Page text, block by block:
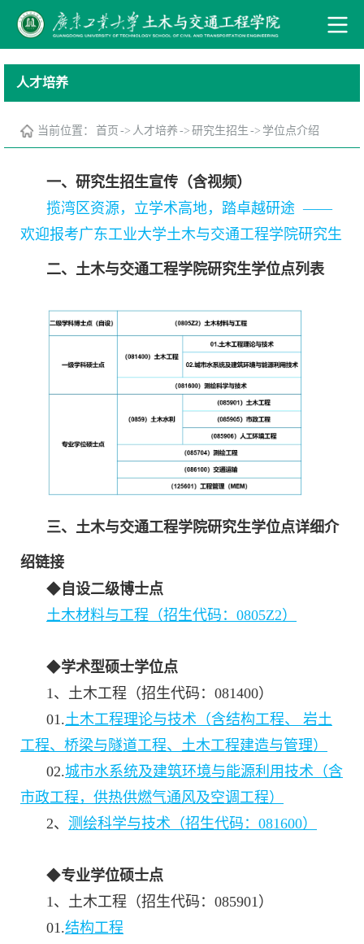
人才培养
当前位置： 首页 -> 人才培养 -> 研究生招生 -> 学位点介绍
一、研究生招生宣传（含视频）
揽湾区资源，立学术高地，踏卓越研途 ——
欢迎报考广东工业大学土木与交通工程学院研究生
二、土木与交通工程学院研究生学位点列表
三、土木与交通工程学院研究生学位点详细介
绍链接
◆自设二级博士点
土木材料与工程（招生代码：0805Z2）
◆学术型硕士学位点
1、土木工程（招生代码：081400）
01.土木工程理论与技术（含结构工程、 岩土
工程、桥梁与隧道工程、土木工程建造与管理）
02.城市水系统及建筑环境与能源利用技术（含
市政工程，供热供燃气通风及空调工程）
2、 测绘科学与技术（招生代码：081600）
◆专业学位硕士点
1、土木工程（招生代码：085901）
01.结构工程